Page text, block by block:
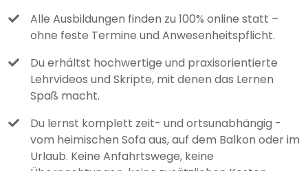
Alle Ausbildungen finden zu 100% online statt –
ohne feste Termine und Anwesenheitspflicht.
Du erhältst hochwertige und praxisorientierte
Lehrvideos und Skripte, mit denen das Lernen
Spaß macht.
Du lernst komplett zeit- und ortsunabhängig -
vom heimischen Sofa aus, auf dem Balkon oder im
Urlaub. Keine Anfahrtswege, keine